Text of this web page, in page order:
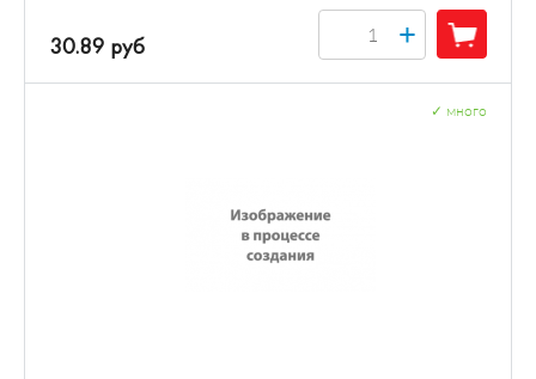
30.89 руб +
много